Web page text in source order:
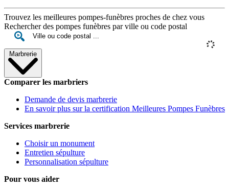
Trouvez les meilleures pompes-funèbres proches de chez vous
Rechercher des pompes funèbres par ville ou code postal
Marbrerie
Comparer les marbriers
Demande de devis marbrerie
En savoir plus sur la certification Meilleures Pompes Funèbres
Services marbrerie
Choisir un monument
Entretien sépulture
Personnalisation sépulture
Pour vous aider